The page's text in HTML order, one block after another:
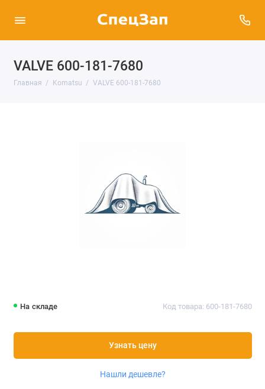
VALVE 600-181-7680
Главная Komatsu VALVE 600-181-7680
На складе Код товара: 600-181-7680
Узнать цену
Нашли дешевле?